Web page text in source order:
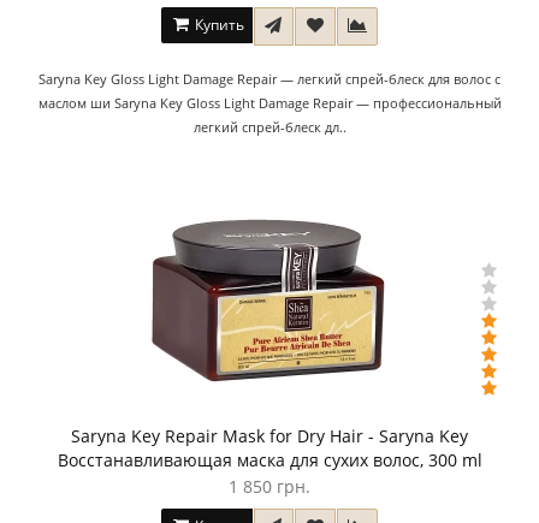
Купить
Saryna Key Gloss Light Damage Repair — легкий спрей-блеск для волос с
маслом ши Saryna Key Gloss Light Damage Repair — профессиональный
легкий спрей-блеск дл..
Saryna Key Repair Mask for Dry Hair - Saryna Key
Восстанавливающая маска для сухих волос, 300 ml
1 850 грн.